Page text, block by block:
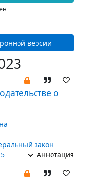
версии
о
закон
Аннотация